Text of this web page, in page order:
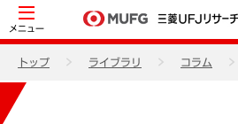
メニュー
トップ ライブラリ コラム